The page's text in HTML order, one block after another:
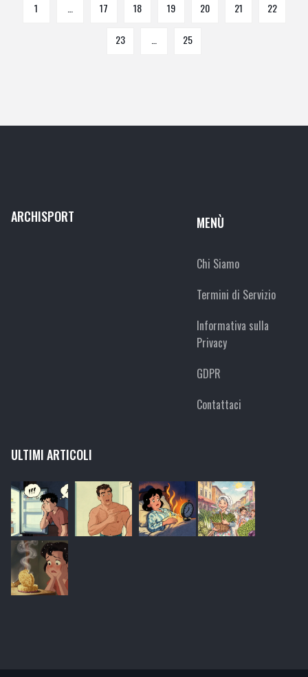
1 17 18 19 20 21 22
23 25
ARCHISPORT MENÙ
Chi Siamo
Termini di Servizio
Informativa sulla
Privacy
GDPR
Contattaci
ULTIMI ARTICOLI